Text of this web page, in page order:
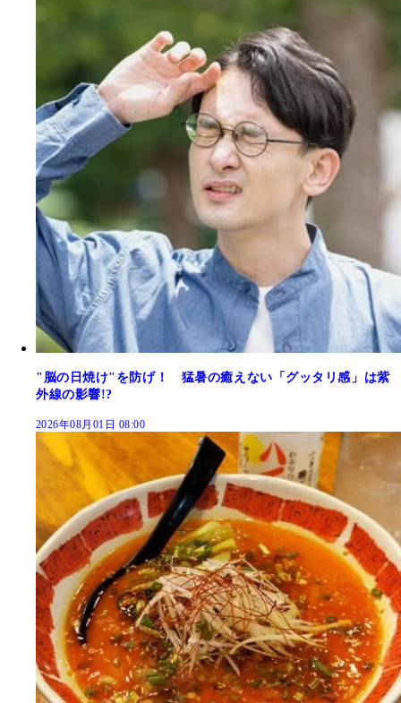
"脳の日焼け"を防げ！ 猛暑の癒えない「グッタリ感」は紫
外線の影響!?
2026年08月01日 08:00